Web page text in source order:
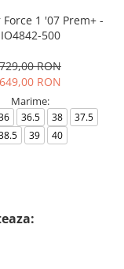
Force 1 '07 Prem+ -
IO4842-500
729,00 RON
649,00 RON
Marime:
36.5 38
37.5
39 40